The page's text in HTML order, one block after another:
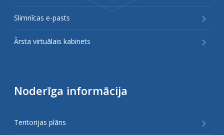
Slimnīcas e-pasts
Ārsta virtuālais kabinets
Noderīga informācija
Teritorijas plāns